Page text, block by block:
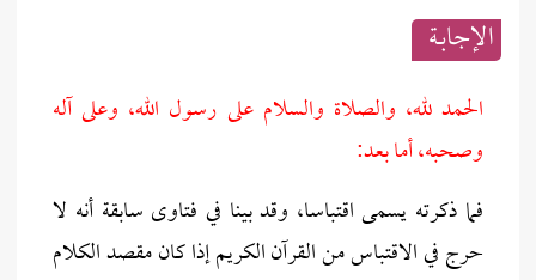
الإجابــة
الحمد لله، والصلاة والسلام على رسول الله، وعلى آله
وصحبه، أما بعد:
فما ذكرته يسمى اقتباسا، وقد بينا في فتاوى سابقة أنه لا
حرج في الاقتباس من القرآن الكريم إذا كان مقصد الكلام